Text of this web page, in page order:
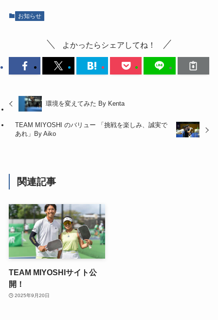
お知らせ
よかったらシェアしてね！
環境を変えてみた By Kenta
TEAM MIYOSHI のバリュー 「挑戦を楽しみ、誠実で
あれ」By Aiko
関連記事
TEAM MIYOSHIサイト公
開！
2025年9月20日